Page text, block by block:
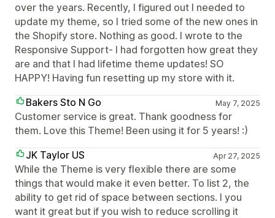
over the years. Recently, I figured out I needed to
update my theme, so I tried some of the new ones in
the Shopify store. Nothing as good. I wrote to the
Responsive Support- I had forgotten how great they
are and that I had lifetime theme updates! SO
HAPPY! Having fun resetting up my store with it.
Bakers Sto N Go
May 7, 2025
Customer service is great. Thank goodness for
them. Love this Theme! Been using it for 5 years! :)
JK Taylor US
Apr 27, 2025
While the Theme is very flexible there are some
things that would make it even better. To list 2, the
ability to get rid of space between sections. I you
want it great but if you wish to reduce scrolling it